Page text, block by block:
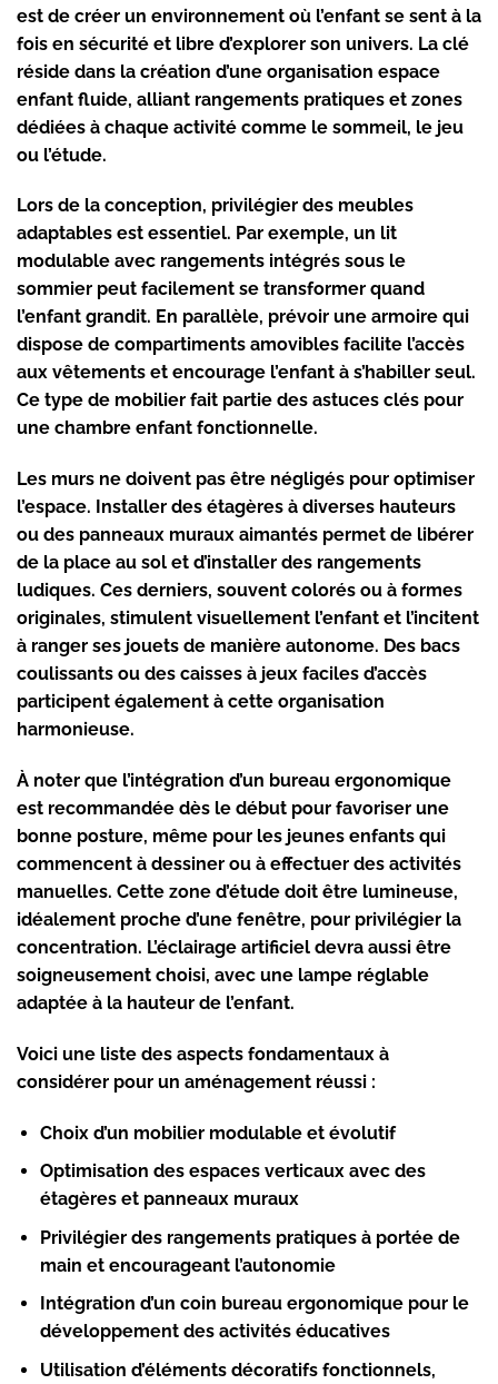
est de créer un environnement où l’enfant se sent à la
fois en sécurité et libre d’explorer son univers. La clé
réside dans la création d’une organisation espace
enfant fluide, alliant rangements pratiques et zones
dédiées à chaque activité comme le sommeil, le jeu
ou l’étude.
Lors de la conception, privilégier des meubles
adaptables est essentiel. Par exemple, un lit
modulable avec rangements intégrés sous le
sommier peut facilement se transformer quand
l’enfant grandit. En parallèle, prévoir une armoire qui
dispose de compartiments amovibles facilite l’accès
aux vêtements et encourage l’enfant à s’habiller seul.
Ce type de mobilier fait partie des astuces clés pour
une chambre enfant fonctionnelle.
Les murs ne doivent pas être négligés pour optimiser
l’espace. Installer des étagères à diverses hauteurs
ou des panneaux muraux aimantés permet de libérer
de la place au sol et d’installer des rangements
ludiques. Ces derniers, souvent colorés ou à formes
originales, stimulent visuellement l’enfant et l’incitent
à ranger ses jouets de manière autonome. Des bacs
coulissants ou des caisses à jeux faciles d’accès
participent également à cette organisation
harmonieuse.
À noter que l’intégration d’un bureau ergonomique
est recommandée dès le début pour favoriser une
bonne posture, même pour les jeunes enfants qui
commencent à dessiner ou à effectuer des activités
manuelles. Cette zone d’étude doit être lumineuse,
idéalement proche d’une fenêtre, pour privilégier la
concentration. L’éclairage artificiel devra aussi être
soigneusement choisi, avec une lampe réglable
adaptée à la hauteur de l’enfant.
Voici une liste des aspects fondamentaux à
considérer pour un aménagement réussi :
Choix d’un mobilier modulable et évolutif
Optimisation des espaces verticaux avec des
étagères et panneaux muraux
Privilégier des rangements pratiquesà portée de
main et encourageant l’autonomie
Intégration d’un coin bureau ergonomique pour le
développement des activités éducatives
Utilisation d’éléments décoratifs fonctionnels,